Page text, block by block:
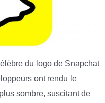
du logo de Snapchat
ont rendu le
sombre, suscitant de